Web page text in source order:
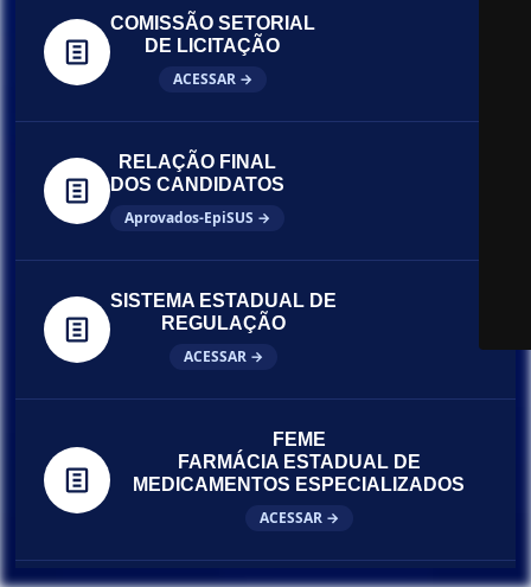
COMISSÃO SETORIAL
DE LICITAÇÃO
ACESSAR →
RELAÇÃO FINAL
DOS CANDIDATOS
Aprovados-EpiSUS →
SISTEMA ESTADUAL DE
REGULAÇÃO
ACESSAR →
FEME
FARMÁCIA ESTADUAL DE
MEDICAMENTOS ESPECIALIZADOS
ACESSAR →